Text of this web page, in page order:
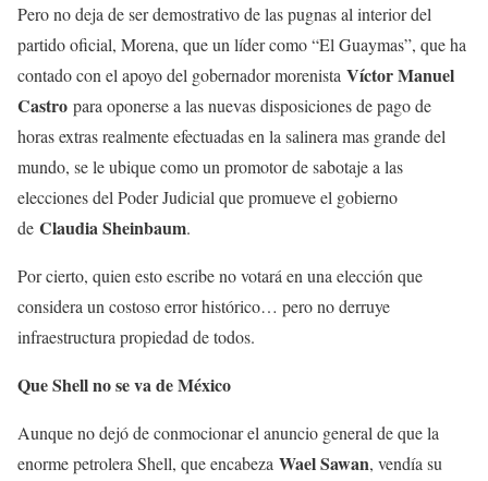
Pero no deja de ser demostrativo de las pugnas al interior del
partido oficial, Morena, que un líder como “El Guaymas”, que ha
contado con el apoyo del gobernador morenista Víctor Manuel
Castro para oponerse a las nuevas disposiciones de pago de
horas extras realmente efectuadas en la salinera mas grande del
mundo, se le ubique como un promotor de sabotaje a las
elecciones del Poder Judicial que promueve el gobierno
de Claudia Sheinbaum.
Por cierto, quien esto escribe no votará en una elección que
considera un costoso error histórico… pero no derruye
infraestructura propiedad de todos.
Que Shell no se va de México
Aunque no dejó de conmocionar el anuncio general de que la
enorme petrolera Shell, que encabeza Wael Sawan, vendía su